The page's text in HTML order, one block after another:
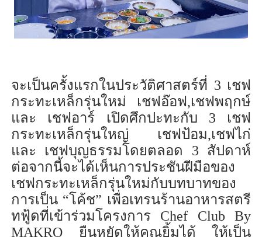
จะเป็นครั้งแรกในประวัติศาสตร์ที่ 3 เชฟ
กระทะเหล็กรุ่นใหม่
เชฟอ๊อฟ,เชฟพฤกษ์
และ เชฟอาร์ เปิดศึกปะทะกับ 3
เชฟ
กระทะเหล็กรุ่นใหญ่
เชฟป้อม,เชฟไก่
และ เชฟบุญธรรมโดยตลอด 3 สัปดาห์
ต่อจากนี้จะได้เห็นการประชันฝีมือของ
เชฟกระทะเหล็กรุ่นใหม่กับบทบาทของ
การเป็น “โค้ช” เพื่อเทรนร้านอาหารสตรี
ทฟู้ดที่เข้าร่วมโครงการ Chef Club
By
MAKRO ยืนหยัดให้คุณยิ้มได้
ให้เป็น